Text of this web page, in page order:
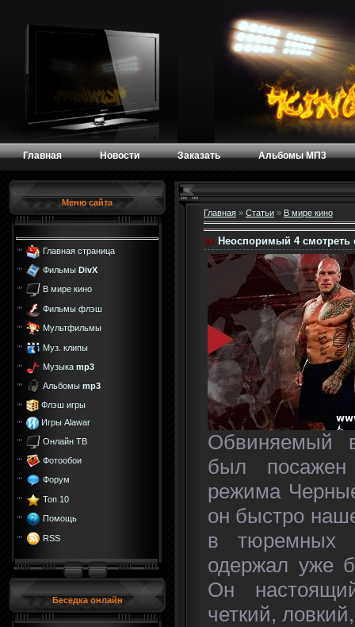
Главная Новости Заказать Альбомы МП3
Меню сайта
Главная страница
Фильмы DivX
В мире кино
Фильмы флэш
Мультфильмы
Муз. клипы
Музыка mp3
Альбомы mp3
Флэш игры
Игры Alawar
Онлайн ТВ
Фотообои
Форум
Топ 10
Помощь
RSS
Беседка онлайн
Главная » Статьи » В мире кино
Неоспоримый 4 смотреть
Обвиняемый
был
режима
он быстро
в тюремных
одержал уже
Он
четкий,